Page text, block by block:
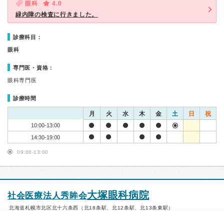
眼科
4.0
緑内障の検査に行きました。
診療科目：
眼科
専門医・資格：
眼科専門医
診療時間
月 火 水 木 金 土 日 祝
10:00-13:00
14:30-19:00
09:00-13:00
社会医療法人秀眸会大塚眼科病院
北海道札幌市北区北十六条西（北18条駅、北12条駅、北13条東駅）